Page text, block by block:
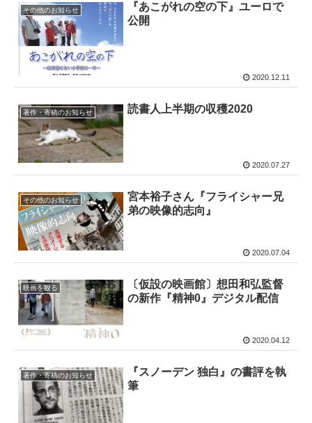
その他のお知らせ
『あこがれの空の下』ユーロで
公開
2020.12.11
著作・寄稿のお知らせ 読書人上半期の収穫2020
2020.07.27
その他のお知らせ
宮本裕子さん『フライシャー兄
弟の映像的志向』
2020.07.04
映画を観る
〔仮設の映画館〕想田和弘監督
の新作『精神0』デジタル配信
2020.04.12
著作・寄稿のお知らせ
『スノーデン 独白』の書評を執
筆